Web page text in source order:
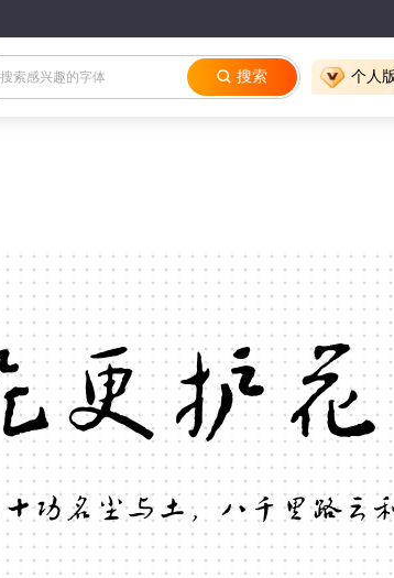
个人
搜索
更护花
功名尘与土，八千里路云